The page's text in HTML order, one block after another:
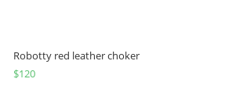
Robotty red leather choker
$120